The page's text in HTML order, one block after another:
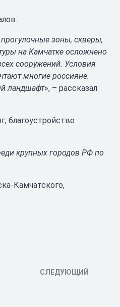
зоны, скверы,
на Камчатке осложнено
сооружений. Условия
многие россияне.
ландшафт», – рассказал
благоустройство
крупных городов РФ по
Камчатского,
СЛЕДУЮЩИЙ